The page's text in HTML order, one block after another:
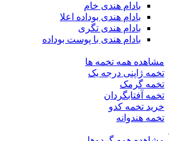
بادام هندی خام
بادام هندی بوداده اعلا
بادام هندی تگری
بادام هندی با پوست بوداده
مشاهده همه تخمه ها
تخمه ژاپنی درجه یک
تخمه گرمک
تخمه آفتابگردان
خرید تخمه کدو
تخمه هندوانه